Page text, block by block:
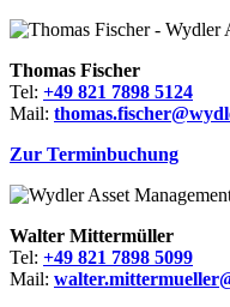
Thomas Fischer
Tel: +49 821 7898 5124
Mail:
Zur Terminbuchung
Walter Mittermüller
Tel: +49 821 7898 5099
Mail: